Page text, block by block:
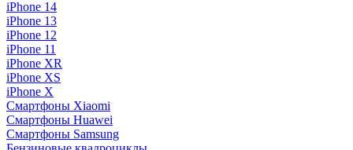
iPhone 14
iPhone 13
iPhone 12
iPhone 11
iPhone XR
iPhone XS
iPhone X
Смартфоны Xiaomi
Смартфоны Huawei
Смартфоны Samsung